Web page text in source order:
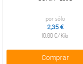
por sólo
2,35 €
18,08 €/Kilo
Comprar